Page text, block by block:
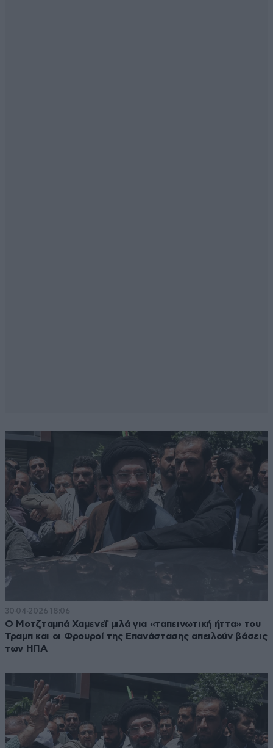
30·04·2026 18:06
Ο Μοτζταμπά Χαμενεΐ μιλά για «ταπεινωτική ήττα» του
Τραμπ και οι Φρουροί της Επανάστασης απειλούν βάσεις
των ΗΠΑ